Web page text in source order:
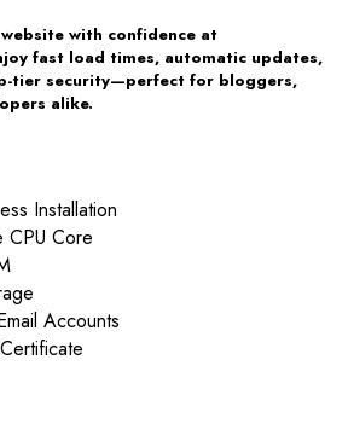
with confidence at
fast load times, automatic updates,
tier security—perfect for bloggers,
alike.
Installation
CPU Core
Accounts